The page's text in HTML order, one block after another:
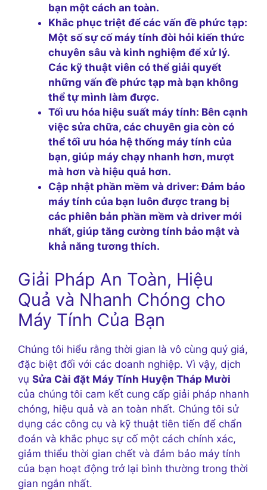
bạn một cách an toàn.
Khắc phục triệt để các vấn đề phức tạp:
Một số sự cố máy tính đòi hỏi kiến thức
chuyên sâu và kinh nghiệm để xử lý.
Các kỹ thuật viên có thể giải quyết
những vấn đề phức tạp mà bạn không
thể tự mình làm được.
Tối ưu hóa hiệu suất máy tính: Bên cạnh
việc sửa chữa, các chuyên gia còn có
thể tối ưu hóa hệ thống máy tính của
bạn, giúp máy chạy nhanh hơn, mượt
mà hơn và hiệu quả hơn.
Cập nhật phần mềm và driver: Đảm bảo
máy tính của bạn luôn được trang bị
các phiên bản phần mềm và driver mới
nhất, giúp tăng cường tính bảo mật và
khả năng tương thích.
Giải Pháp An Toàn, Hiệu
Quả và Nhanh Chóng cho
Máy Tính Của Bạn
Chúng tôi hiểu rằng thời gian là vô cùng quý giá,
đặc biệt đối với các doanh nghiệp. Vì vậy, dịch
vụ Sửa Cài đặt Máy Tính Huyện Tháp Mười
của chúng tôi cam kết cung cấp giải pháp nhanh
chóng, hiệu quả và an toàn nhất. Chúng tôi sử
dụng các công cụ và kỹ thuật tiên tiến để chẩn
đoán và khắc phục sự cố một cách chính xác,
giảm thiểu thời gian chết và đảm bảo máy tính
của bạn hoạt động trở lại bình thường trong thời
gian ngắn nhất.